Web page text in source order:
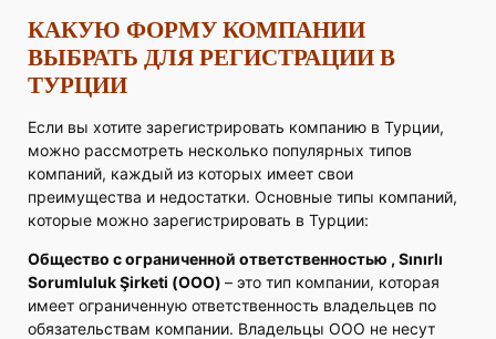
КАКУЮ ФОРМУ КОМПАНИИ
ВЫБРАТЬ ДЛЯ РЕГИСТРАЦИИ В
ТУРЦИИ
Если вы хотите зарегистрировать компанию в Турции,
можно рассмотреть несколько популярных типов
компаний, каждый из которых имеет свои
преимущества и недостатки. Основные типы компаний,
которые можно зарегистрировать в Турции:
Общество с ограниченной ответственностью , Sınırlı
Sorumluluk Şirketi (ООО) – это тип компании, которая
имеет ограниченную ответственность владельцев по
обязательствам компании. Владельцы ООО не несут